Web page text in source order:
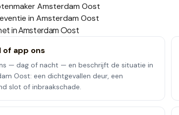
Amsterdam Oost
in Amsterdam Oost
inAmsterdam Oost
of app ons
— dag of nacht — en beschrijft de situatie in
Oost: een dichtgevallen deur, een
slot of inbraakschade.